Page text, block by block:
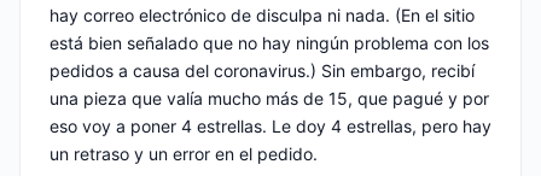
hay correo electrónico de disculpa ni nada. (En el sitio
está bien señalado que no hay ningún problema con los
pedidos a causa del coronavirus.) Sin embargo, recibí
una pieza que valía mucho más de 15, que pagué y por
eso voy a poner 4 estrellas. Le doy 4 estrellas, pero hay
un retraso y un error en el pedido.